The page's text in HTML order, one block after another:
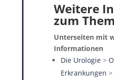
Weitere
zum
Unterseiten mit
Informationen
Die Urologie>
Erkrankungen >